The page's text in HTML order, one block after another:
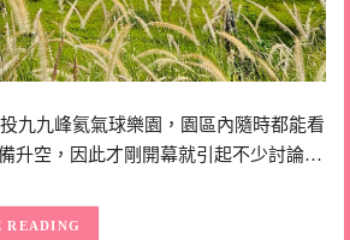
九九峰氦氣球樂園，園區內隨時都能看
升空，因此才剛開幕就引起不少討論…
READING